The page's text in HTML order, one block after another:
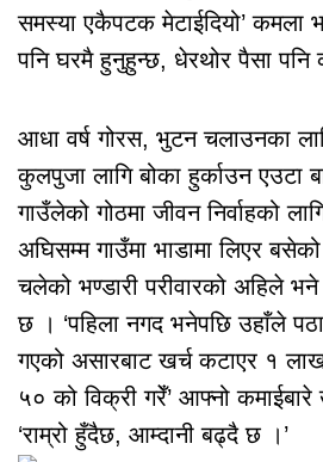
समस्या एकैपटक मेटाईदियो’ कमला
पनि घरमै हुनुहुन्छ, धेरथोर पैसा
आधा वर्ष गोरस, भुटन चलाउनका
कुलपुजा लागि बोका हुर्काउन एउटा
गाउँलेको गोठमा जीवन निर्वाहको
अघिसम्म गाउँमा भाडामा लिएर
चलेको भण्डारी परीवारको अहिले
छ । ‘पहिला नगद भनेपछि उहाँले
गएको असारबाट खर्च कटाएर १
५० को विक्री गरेँ’ आफ्नो
‘राम्रो हुँदैछ, आम्दानी बढ्दै छ ।’